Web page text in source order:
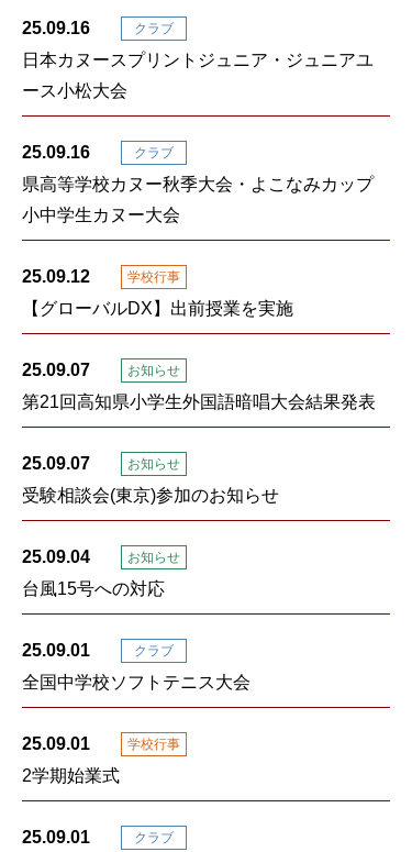
クラブ
25.09.16
日本カヌースプリントジュニア・ジュニアユ
ース小松大会
クラブ
25.09.16
県高等学校カヌー秋季大会・よこなみカップ
小中学生カヌー大会
学校行事
25.09.12
【グローバルDX】出前授業を実施
お知らせ
25.09.07
第21回高知県小学生外国語暗唱大会結果発表
お知らせ
25.09.07
受験相談会(東京)参加のお知らせ
お知らせ
25.09.04
台風15号への対応
クラブ
25.09.01
全国中学校ソフトテニス大会
学校行事
25.09.01
2学期始業式
クラブ
25.09.01